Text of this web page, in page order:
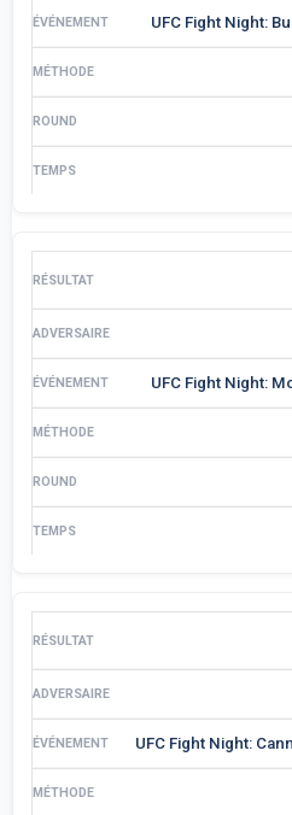
UFC Fight Night:
UFC Fight Night:
UFC Fight Night: